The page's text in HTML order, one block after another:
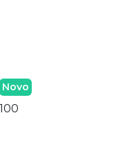
Novo